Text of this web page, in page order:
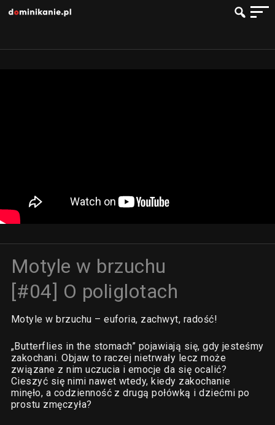
Motyle w brzuchu
[#04] O poliglotach
Motyle w brzuchu – euforia, zachwyt, radość!
„Butterflies in the stomach” pojawiają się, gdy jesteśmy
zakochani. Objaw to raczej nietrwały lecz może
związane z nim uczucia i emocje da się ocalić?
Cieszyć się nimi nawet wtedy, kiedy zakochanie
minęło, a codzienność z drugą połówką i dziećmi po
prostu zmęczyła?